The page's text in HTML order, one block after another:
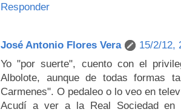
Responder
José Antonio Flores Vera
15/2/12,
Yo "por suerte", cuento con el
Albolote, aunque de todas formas
Carmenes". O pedaleo o lo veo en
Acudí a ver a la Real Sociedad en